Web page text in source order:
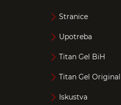
Stranice
Upotreba
Titan Gel BiH
Titan Gel Original
Iskustva